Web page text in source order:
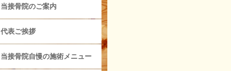
当接骨院のご案内
代表ご挨拶
当接骨院自慢の施術メニュー